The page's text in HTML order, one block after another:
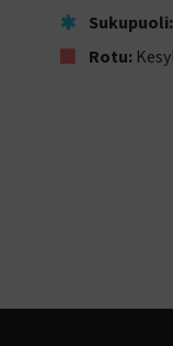
Sukupuoli:
Rotu: